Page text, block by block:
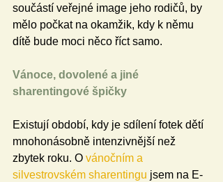
součástí veřejné image jeho rodičů, by
mělo počkat na okamžik, kdy k němu
dítě bude moci něco říct samo.
Vánoce, dovolené a jiné
sharentingové špičky
Existují období, kdy je sdílení fotek dětí
mnohonásobně intenzivnější než
zbytek roku. O vánočním a
silvestrovském sharentingu jsem na E-